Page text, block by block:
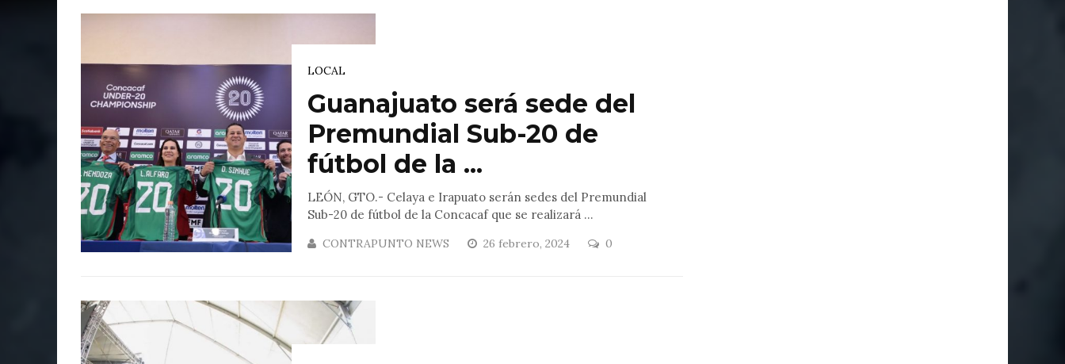
LOCAL
Guanajuato será sede del
Premundial Sub-20 de
fútbol de la ...
LEÓN, GTO.- Celaya e Irapuato serán sedes del Premundial
Sub-20 de fútbol de la Concacaf que se realizará ...
CONTRAPUNTO NEWS 26 febrero, 2024 0